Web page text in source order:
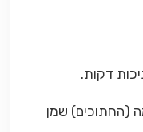
האדמה (החתוכים) שמן